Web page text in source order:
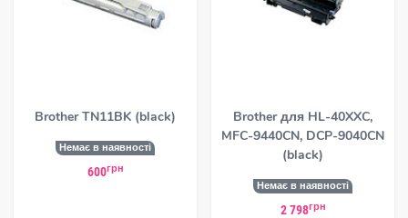
Brother TN11BK (black)
Немає в наявності
600грн
Brother для HL-40XXC,
MFC-9440CN, DCP-9040CN
(black)
Немає в наявності
2 798грн